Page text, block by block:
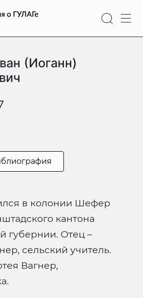
(Иоганн)
в колонии Шефер
кантона
губернии. Отец –
сельский учитель.
Вагнер,